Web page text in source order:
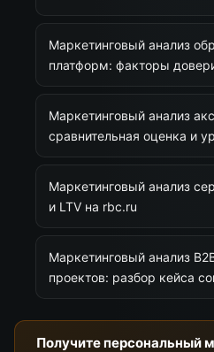
Маркетинговый анализ
платформ: факторы
Маркетинговый анализ
сравнительная оценка и
Маркетинговый анализ
и LTV на rbc.ru
Маркетинговый анализ
проектов: разбор кейса
Получите персональный